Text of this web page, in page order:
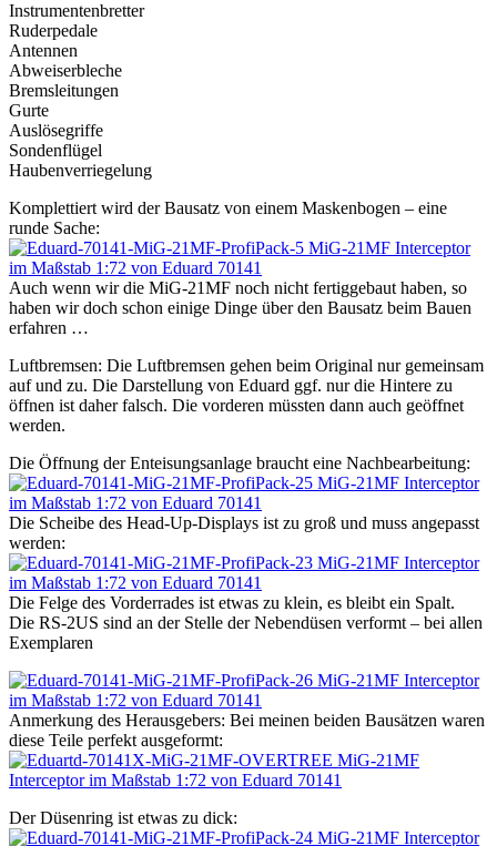
Instrumentenbretter
Ruderpedale
Antennen
Abweiserbleche
Bremsleitungen
Gurte
Auslösegriffe
Sondenflügel
Haubenverriegelung
Komplettiert wird der Bausatz von einem Maskenbogen – eine
runde Sache:
Auch wenn wir die MiG-21MF noch nicht fertiggebaut haben, so
haben wir doch schon einige Dinge über den Bausatz beim Bauen
erfahren …
Luftbremsen: Die Luftbremsen gehen beim Original nur gemeinsam
auf und zu. Die Darstellung von Eduard ggf. nur die Hintere zu
öffnen ist daher falsch. Die vorderen müssten dann auch geöffnet
werden.
Die Öffnung der Enteisungsanlage braucht eine Nachbearbeitung:
Die Scheibe des Head-Up-Displays ist zu groß und muss angepasst
werden:
Die Felge des Vorderrades ist etwas zu klein, es bleibt ein Spalt.
Die RS-2US sind an der Stelle der Nebendüsen verformt – bei allen
Exemplaren
Anmerkung des Herausgebers: Bei meinen beiden Bausätzen waren
diese Teile perfekt ausgeformt:
Der Düsenring ist etwas zu dick: